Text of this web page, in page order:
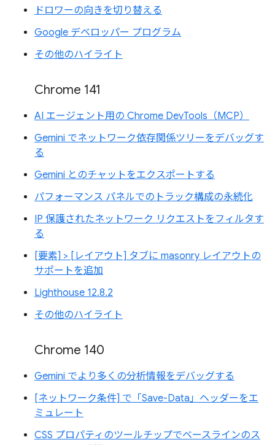
ドロワーの向きを切り替える
Google デベロッパー プログラム
その他のハイライト
Chrome 141
AI エージェント用の Chrome DevTools（MCP）
Gemini でネットワーク依存関係ツリーをデバッグす
る
Gemini とのチャットをエクスポートする
パフォーマンス パネルでのトラック構成の永続化
IP 保護されたネットワーク リクエストをフィルタす
る
[要素] > [レイアウト] タブに masonry レイアウトの
サポートを追加
Lighthouse 12.8.2
その他のハイライト
Chrome 140
Gemini でより多くの分析情報をデバッグする
[ネットワーク条件] で「Save-Data」ヘッダーをエ
ミュレート
CSS プロパティのツールチップでベースラインのス